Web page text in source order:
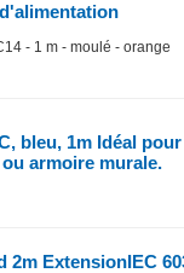
- 1 m - moulé - orange
bleu, 1m Idéal
armoire murale.
2m ExtensionIEC